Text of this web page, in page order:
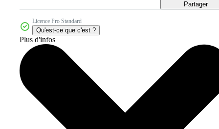
Partager
Licence Pro Standard
Qu'est-ce que c'est ?
Plus d'infos